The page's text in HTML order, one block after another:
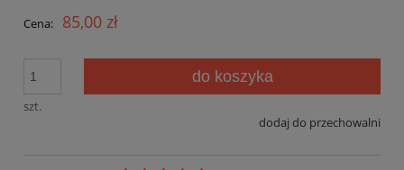
Cena: 85,00 zł
szt.
do koszyka
dodaj do przechowalni